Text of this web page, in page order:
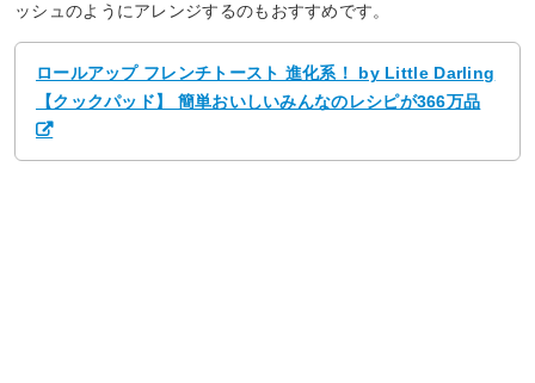
ッシュのようにアレンジするのもおすすめです。
ロールアップ フレンチトースト 進化系！ by Little Darling
【クックパッド】 簡単おいしいみんなのレシピが366万品